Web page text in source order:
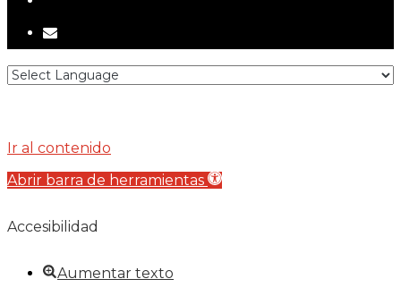
email
Ir al contenido
Abrir barra de herramientas
Accesibilidad
Aumentar texto